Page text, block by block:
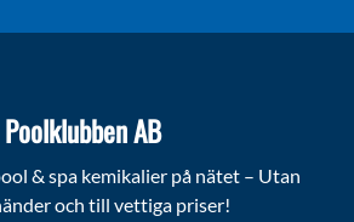
Poolklubben AB
& spa kemikalier på nätet – Utan
och till vettiga priser!